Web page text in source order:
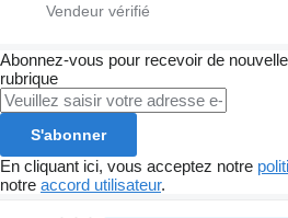
Abonnez-vous pour recevoir de
rubrique
S'abonner
En cliquant ici, vous acceptez notre
notre accord utilisateur.